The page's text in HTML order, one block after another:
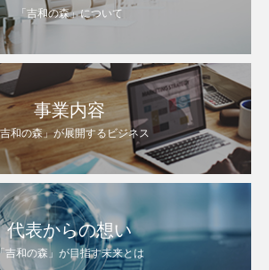
「吉和の森」について
事業内容
和の森」が展開するビジネス
代表からの想い
吉和の森」が目指す未来とは